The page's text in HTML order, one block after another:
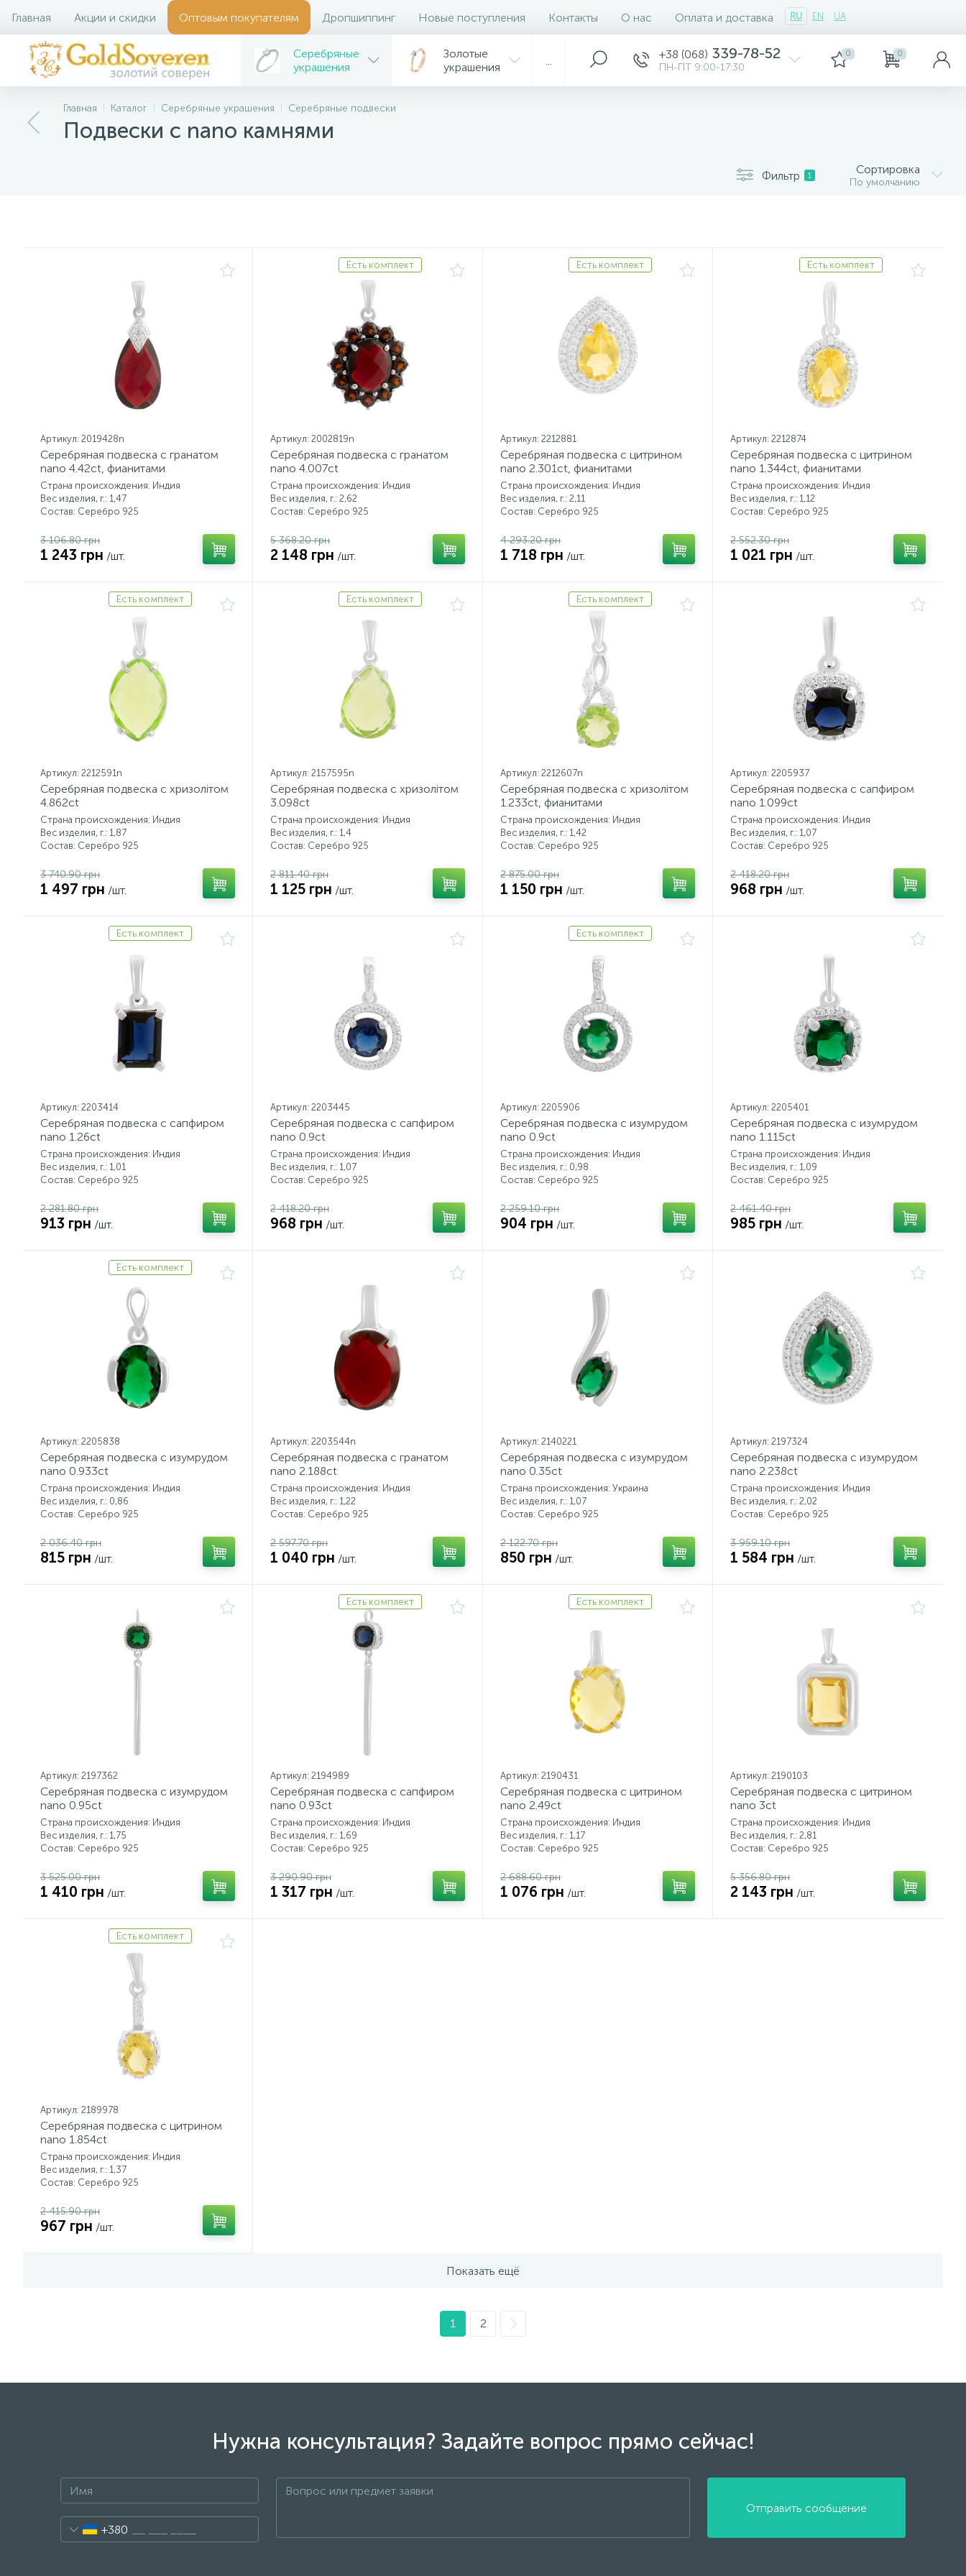
Главная Акции и скидки Оптовым покупателям Дропшиппинг Новые поступления Контакты О нас Оплата и доставка RU EN UA
Серебряные
украшения
Золотые
украшения
+38 (068) 339-78-52
ПН-ПТ 9:00-17:30
0 0
Главная Каталог Серебряные украшения Серебряные подвески
Подвески с nano камнями
Фильтр 1 Сортировка
По умолчанию
Артикул: 2019428n
Серебряная подвеска с гранатом
nano 4.42ct, фианитами
Страна происхождения: Индия
Вес изделия, г.: 1,47
Состав: Серебро 925
3 106.80 грн
1 243 грн /шт.
Есть комплект
Артикул: 2002819n
Серебряная подвеска с гранатом
nano 4.007ct
Страна происхождения: Индия
Вес изделия, г.: 2,62
Состав: Серебро 925
5 368.20 грн
2 148 грн /шт.
Есть комплект
Артикул: 2212881
Серебряная подвеска с цитрином
nano 2.301ct, фианитами
Страна происхождения: Индия
Вес изделия, г.: 2,11
Состав: Серебро 925
4 293.20 грн
1 718 грн /шт.
Есть комплект
Артикул: 2212874
Серебряная подвеска с цитрином
nano 1.344ct, фианитами
Страна происхождения: Индия
Вес изделия, г.: 1,12
Состав: Серебро 925
2 552.30 грн
1 021 грн /шт.
Есть комплект
Артикул: 2212591n
Серебряная подвеска с хризолітом
4.862ct
Страна происхождения: Индия
Вес изделия, г.: 1,87
Состав: Серебро 925
3 740.90 грн
1 497 грн /шт.
Есть комплект
Артикул: 2157595n
Серебряная подвеска с хризолітом
3.098ct
Страна происхождения: Индия
Вес изделия, г.: 1,4
Состав: Серебро 925
2 811.40 грн
1 125 грн /шт.
Есть комплект
Артикул: 2212607n
Серебряная подвеска с хризолітом
1.233ct, фианитами
Страна происхождения: Индия
Вес изделия, г.: 1,42
Состав: Серебро 925
2 875.00 грн
1 150 грн /шт.
Артикул: 2205937
Серебряная подвеска с сапфиром
nano 1.099ct
Страна происхождения: Индия
Вес изделия, г.: 1,07
Состав: Серебро 925
2 418.20 грн
968 грн /шт.
Есть комплект
Артикул: 2203414
Серебряная подвеска с сапфиром
nano 1.26ct
Страна происхождения: Индия
Вес изделия, г.: 1,01
Состав: Серебро 925
2 281.80 грн
913 грн /шт.
Артикул: 2203445
Серебряная подвеска с сапфиром
nano 0.9ct
Страна происхождения: Индия
Вес изделия, г.: 1,07
Состав: Серебро 925
2 418.20 грн
968 грн /шт.
Есть комплект
Артикул: 2205906
Серебряная подвеска с изумрудом
nano 0.9ct
Страна происхождения: Индия
Вес изделия, г.: 0,98
Состав: Серебро 925
2 259.10 грн
904 грн /шт.
Артикул: 2205401
Серебряная подвеска с изумрудом
nano 1.115ct
Страна происхождения: Индия
Вес изделия, г.: 1,09
Состав: Серебро 925
2 461.40 грн
985 грн /шт.
Есть комплект
Артикул: 2205838
Серебряная подвеска с изумрудом
nano 0.933ct
Страна происхождения: Индия
Вес изделия, г.: 0,86
Состав: Серебро 925
2 036.40 грн
815 грн /шт.
Артикул: 2203544n
Серебряная подвеска с гранатом
nano 2.188ct
Страна происхождения: Индия
Вес изделия, г.: 1,22
Состав: Серебро 925
2 597.70 грн
1 040 грн /шт.
Артикул: 2140221
Серебряная подвеска с изумрудом
nano 0.35ct
Страна происхождения: Украина
Вес изделия, г.: 1,07
Состав: Серебро 925
2 122.70 грн
850 грн /шт.
Артикул: 2197324
Серебряная подвеска с изумрудом
nano 2.238ct
Страна происхождения: Индия
Вес изделия, г.: 2,02
Состав: Серебро 925
3 959.10 грн
1 584 грн /шт.
Артикул: 2197362
Серебряная подвеска с изумрудом
nano 0.95ct
Страна происхождения: Индия
Вес изделия, г.: 1,75
Состав: Серебро 925
3 525.00 грн
1 410 грн /шт.
Есть комплект
Артикул: 2194989
Серебряная подвеска с сапфиром
nano 0.93ct
Страна происхождения: Индия
Вес изделия, г.: 1,69
Состав: Серебро 925
3 290.90 грн
1 317 грн /шт.
Есть комплект
Артикул: 2190431
Серебряная подвеска с цитрином
nano 2.49ct
Страна происхождения: Индия
Вес изделия, г.: 1,17
Состав: Серебро 925
2 688.60 грн
1 076 грн /шт.
Артикул: 2190103
Серебряная подвеска с цитрином
nano 3ct
Страна происхождения: Индия
Вес изделия, г.: 2,81
Состав: Серебро 925
5 356.80 грн
2 143 грн /шт.
Есть комплект
Артикул: 2189978
Серебряная подвеска с цитрином
nano 1.854ct
Страна происхождения: Индия
Вес изделия, г.: 1,37
Состав: Серебро 925
2 415.90 грн
967 грн /шт.
Показать ещё
1 2
Нужна консультация? Задайте вопрос прямо сейчас!
+380
Отправить сообщение